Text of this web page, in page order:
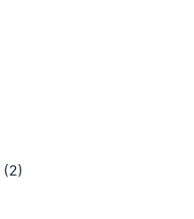
(2)